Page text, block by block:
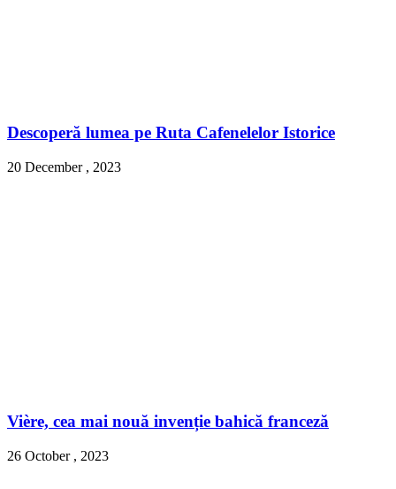
Descoperă lumea pe Ruta Cafenelelor Istorice
20 December , 2023
Vière, cea mai nouă invenție bahică franceză
26 October , 2023